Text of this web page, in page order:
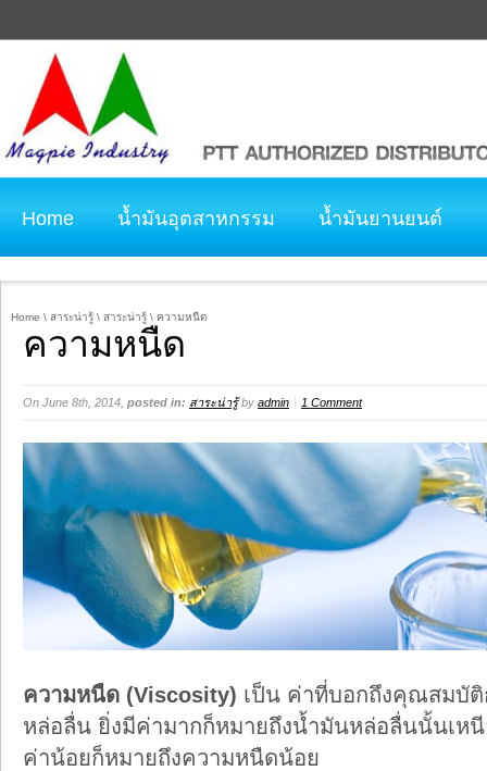
Home น้ำมันอุตสาหกรรม น้ำมันยานยนต์
Home \ สาระน่ารู้ \ สาระน่ารู้ \ ความหนืด
ความหนืด
On June 8th, 2014, posted in: สาระน่ารู้by admin 1 Comment
ความหนืด (Viscosity) เป็น ค่าที่บอกถึงคุณสมบั
หล่อลื่น ยิ่งมีค่ามากก็หมายถึงน้ำมันหล่อลื่นนั้นเห
ค่าน้อยก็หมายถึงความหนืดน้อย